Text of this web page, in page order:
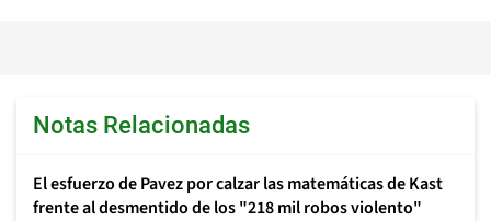
Notas Relacionadas
El esfuerzo de Pavez por calzar las matemáticas de Kast
frente al desmentido de los "218 mil robos violento"